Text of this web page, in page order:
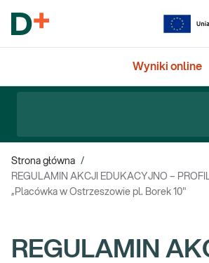
Wyniki online
Strona główna /
REGULAMIN AKCJI EDUKACYJNO –
„Placówka w Ostrzeszowie pl. Borek 10"
REGULAMIN